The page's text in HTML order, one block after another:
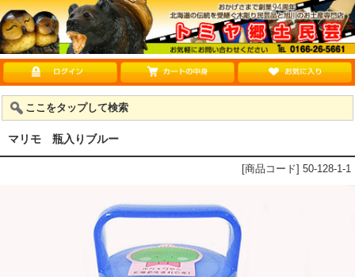
ここをタップして検索
マリモ 瓶入りブルー
[商品コード] 50-128-1-1